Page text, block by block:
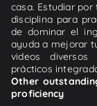
casa. Estudiar
disciplina para
de dominar el
ayuda a mejorar
videos
prácticos
Other
proficiency